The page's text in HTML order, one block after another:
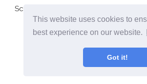
This website uses cookies to
best experience on our website.
Got it!
Scopri di più su: Programmazione.